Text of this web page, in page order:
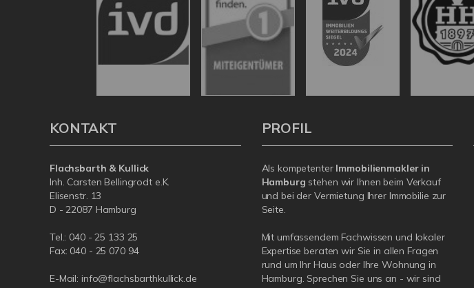
KONTAKT
Flachsbarth & Kullick
Inh. Carsten Bellingrodt e.K.
Elisenstr. 13
D - 22087 Hamburg
Tel.: 040 - 25 133 25
Fax: 040 - 25 070 94
E-Mail: info@flachsbarthkullick.de
PROFIL
Als kompetenter Immobilienmakler in
Hamburg stehen wir Ihnen beim Verkauf
und bei der Vermietung Ihrer Immobilie zur
Seite.
Mit umfassendem Fachwissen und lokaler
Expertise beraten wir Sie in allen Fragen
rund um Ihr Haus oder Ihre Wohnung in
Hamburg. Sprechen Sie uns an - wir sind